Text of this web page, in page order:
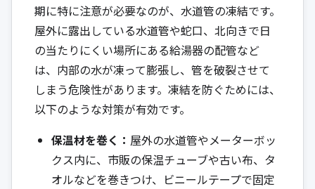
期に特に注意が必要なのが、水道管の凍結です。
屋外に露出している水道管や蛇口、北向きで日
の当たりにくい場所にある給湯器の配管など
は、内部の水が凍って膨張し、管を破裂させて
しまう危険性があります。凍結を防ぐためには、
以下のような対策が有効です。
保温材を巻く： 屋外の水道管やメーターボッ
クス内に、市販の保温チューブや古い布、タ
オルなどを巻きつけ、ビニールテープで固定